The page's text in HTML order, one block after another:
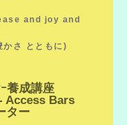
and joy and
かさ とともに)
養成講座
Access Bars
ター